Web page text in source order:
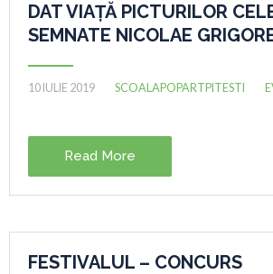
DAT VIAȚĂ PICTURILOR
SEMNATE NICOLAE
10 IULIE 2019 SCOALAPOPARTPITESTI
Read More
FESTIVALUL – CONCURS